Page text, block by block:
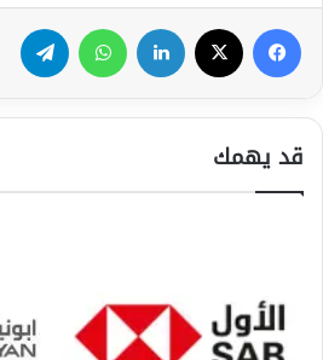
فيسبوك لينكدإن واتساب
قد يهمك